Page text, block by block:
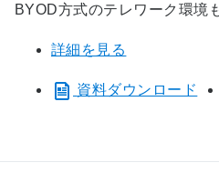
BYOD方式のテレワーク環境
詳細を見る
資料ダウンロード